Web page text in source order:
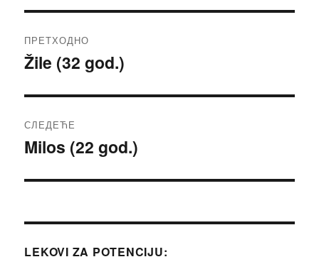
ПРЕТХОДНО
Претходни
Žile (32 god.)
СЛЕДЕЋЕ
Следећи
Milos (22 god.)
LEKOVI ZA POTENCIJU: